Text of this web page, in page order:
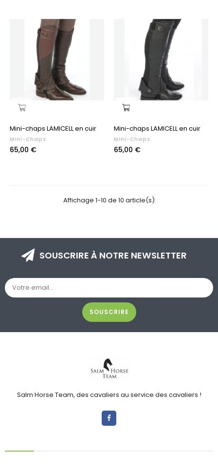
Mini-chaps LAMICELL en cuir
Mini-Chaps
Prix
65,00 €
Mini-chaps LAMICELL en cuir
Mini-Chaps
Prix
65,00 €
Affichage 1-10 de 10 article(s)
SOUSCRIRE À NOTRE NEWSLETTER
SOUSCRIRE
Salm Horse Team, des cavaliers au service des cavaliers !